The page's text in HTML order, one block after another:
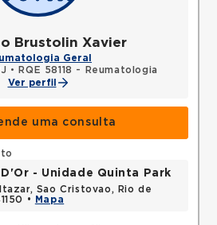
Brustolin Xavier
Geral
•
RQE 58118 - Reumatologia
Ver perfil
uma consulta
- Unidade Quinta Park
Sao Cristovao, Rio de
•
Mapa